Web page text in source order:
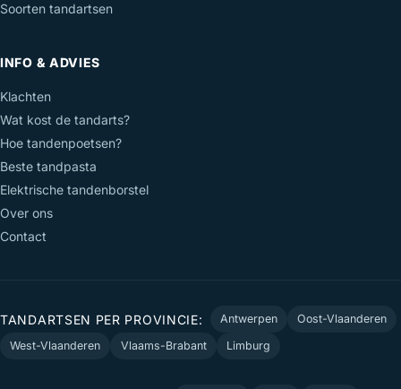
Soorten tandartsen
INFO & ADVIES
Klachten
Wat kost de tandarts?
Hoe tandenpoetsen?
Beste tandpasta
Elektrische tandenborstel
Over ons
Contact
TANDARTSEN PER PROVINCIE: Antwerpen
Oost-Vlaanderen
West-Vlaanderen
Vlaams-Brabant Limburg